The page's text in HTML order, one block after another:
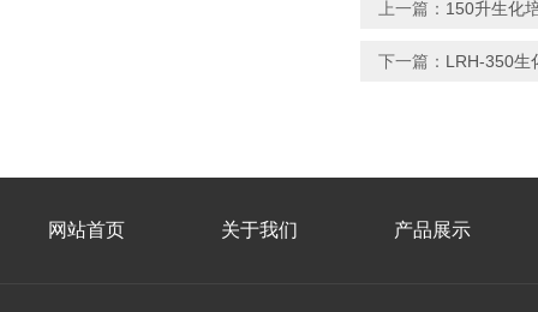
上一篇： 150升生化
下一篇： LRH-350生
网站首页 关于我们 产品展示